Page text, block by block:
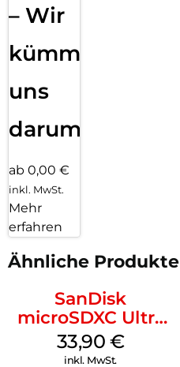
– Wir
kümmern
uns
darum!
ab 0,00 €
inkl. MwSt.
Mehr
erfahren
Ähnliche Produkte
SanDisk
microSDXC Ultra
128 GB + Adapter
Mobile
33,90 €
inkl. MwSt.